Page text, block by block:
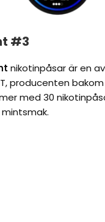
#3
nikotinpåsar är en
producenten bakom
med 30